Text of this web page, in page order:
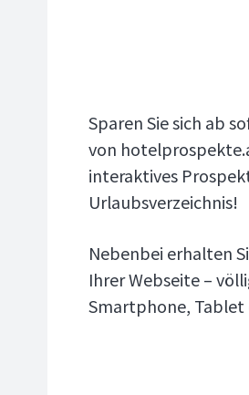
Sparen Sie sich ab
von
interaktives
Urlaubsverzeichnis!
Nebenbei erhalten
Ihrer Webseite –
Smartphone,